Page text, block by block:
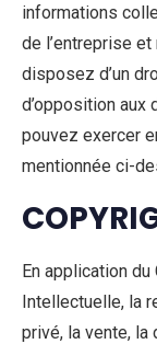
informations
de l’entreprise
disposez d’un
d’opposition aux
pouvez exercer
mentionnée ci-
En application
Intellectuelle, la
privé, la vente, la